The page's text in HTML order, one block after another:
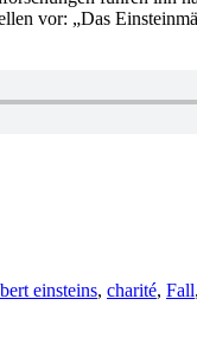
vor: „Das
einsteins, charité, Fall,